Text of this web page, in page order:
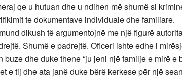
qe u hutuan dhe u ndihen më shumë si
te dokumentave individuale dhe familiare.
dikush të argumentojnë me një figurë
Shumë e padrejtë. Oficeri ishte edhe i
buze dhe duke thene “ju jeni një familje e mirë e
e tij dhe ata janë duke bërë kerkese për një